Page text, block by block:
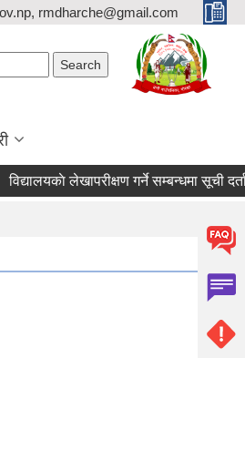
rmdharche@gmail.com
लेखापरीक्षण गर्ने सम्बन्धमा सूची दर्ता गर्ने